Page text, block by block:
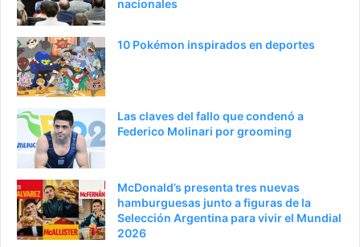
nacionales
10 Pokémon inspirados en deportes
Las claves del fallo que condenó a
Federico Molinari por grooming
McDonald’s presenta tres nuevas
hamburguesas junto a figuras de la
Selección Argentina para vivir el Mundial
2026